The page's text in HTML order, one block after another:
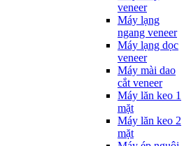
veneer
Máy lạng
ngang veneer
Máy lạng dọc
veneer
Máy mài dao
cắt veneer
Máy lăn keo 1
mặt
Máy lăn keo 2
mặt